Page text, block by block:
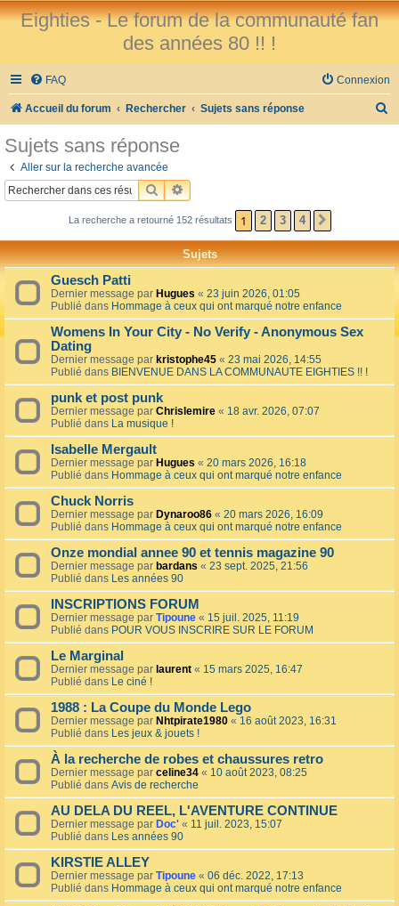
Eighties - Le forum de la communauté fan
des années 80 !! !
FAQ Connexion
Accueil du forum Rechercher Sujets sans réponse
h
r
Sujets sans réponse
Aller sur la recherche avancée
RECHERCHER
RECHERCHE AVANCÉE
La recherche a retourné 152 résultats 1 2 3 4
Sujets
Guesch Patti
Dernier message par Hugues « 23 juin 2026, 01:05
Publié dans Hommage à ceux qui ont marqué notre enfance
Womens In Your City - No Verify - Anonymous Sex
Dating
Dernier message par kristophe45 « 23 mai 2026, 14:55
Publié dans BIENVENUE DANS LA COMMUNAUTE EIGHTIES !! !
punk et post punk
Dernier message par Chrislemire « 18 avr. 2026, 07:07
Publié dans La musique !
Isabelle Mergault
Dernier message par Hugues « 20 mars 2026, 16:18
Publié dans Hommage à ceux qui ont marqué notre enfance
Chuck Norris
Dernier message par Dynaroo86 « 20 mars 2026, 16:09
Publié dans Hommage à ceux qui ont marqué notre enfance
Onze mondial annee 90 et tennis magazine 90
Dernier message par bardans « 23 sept. 2025, 21:56
Publié dans Les années 90
INSCRIPTIONS FORUM
Dernier message par Tipoune « 15 juil. 2025, 11:19
Publié dans POUR VOUS INSCRIRE SUR LE FORUM
Le Marginal
Dernier message par laurent « 15 mars 2025, 16:47
Publié dans Le ciné !
1988 : La Coupe du Monde Lego
Dernier message par Nhtpirate1980 « 16 août 2023, 16:31
Publié dans Les jeux & jouets !
À la recherche de robes et chaussures retro
Dernier message par celine34 « 10 août 2023, 08:25
Publié dans Avis de recherche
AU DELA DU REEL, L'AVENTURE CONTINUE
Dernier message par Doc' « 11 juil. 2023, 15:07
Publié dans Les années 90
KIRSTIE ALLEY
Dernier message par Tipoune « 06 déc. 2022, 17:13
Publié dans Hommage à ceux qui ont marqué notre enfance